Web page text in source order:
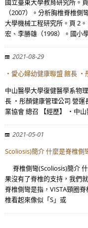
國立臺東大學教育研究所。
（2007）。分析胸椎脊椎
大學機械工程研究所。頁 2
宏、李勝雄（1998）。國小
2021-08-29
・愛心婦幼健康聯盟 館長
中山醫學大學復健醫學系物
長 ・彤顏健康管理公司 營
業協會 總召 【經歷】 ・中
2021-05-01
Scoliosis)簡介 什麼是脊椎側
脊椎側彎(Scoliosis)簡介
果沒有了脊椎的支持，我們
脊椎側彎是指，VISTA頸圈
椎看起來像似「S」或